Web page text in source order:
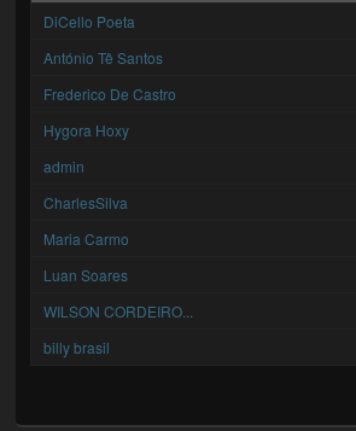
DiCello Poeta
António Tê Santos
Frederico De Castro
Hygora Hoxy
admin
CharlesSilva
Maria Carmo
Luan Soares
WILSON CORDEIRO...
billy brasil